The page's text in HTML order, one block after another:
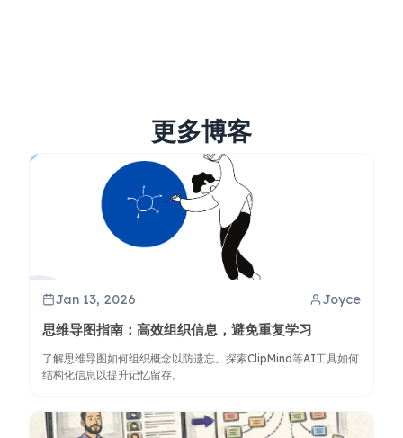
更多博客
Jan 13, 2026 Joyce
思维导图指南：高效组织信息，避免重复学习
了解思维导图如何组织概念以防遗忘。探索ClipMind等AI工具如何
结构化信息以提升记忆留存。